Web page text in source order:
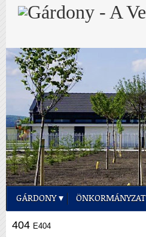
GÁRDONY ÖNKORMÁNYZAT
404 E404